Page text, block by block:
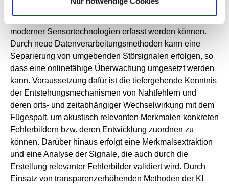
von Nahtfehlern zu spezifischen akustischen
(Über-)Schallereignissen führt, welche durch Einsatz
moderner Sensortechnologien erfasst werden können.
Durch neue Datenverarbeitungsmethoden kann eine
Separierung von umgebenden Störsignalen erfolgen, so
dass eine onlinefähige Überwachung umgesetzt werden
kann. Voraussetzung dafür ist die tiefergehende Kenntnis
der Entstehungsmechanismen von Nahtfehlern und
deren orts- und zeitabhängiger Wechselwirkung mit dem
Fügespalt, um akustisch relevanten Merkmalen konkreten
Fehlerbildern bzw. deren Entwicklung zuordnen zu
können. Darüber hinaus erfolgt eine Merkmalsextraktion
und eine Analyse der Signale, die auch durch die
Erstellung relevanter Fehlerbilder validiert wird. Durch
Einsatz von transparenzerhöhenden Methoden der KI